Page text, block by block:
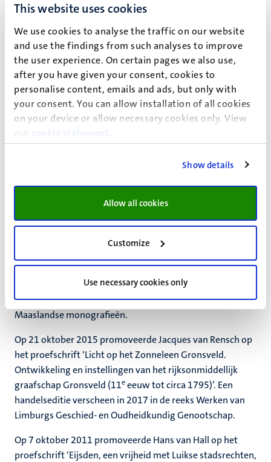
This website uses cookies
We use cookies to analyse the traffic on our website
and use the findings from such analyses to improve
the user experience. On certain pages we also use,
after you have given your consent, cookies to
personalise content, emails and ads, but only with
your consent. You can allow installation of all cookies
on your device or allow necessary cookies only. View
our
cookie statement
Show details
Allow all cookies
Customize
Use necessary cookies only
locaties in Maastricht en Roermond.
In 2012 verscheen ‘Plakkaten, Ordonnanties en Circulaires
voor Pruisisch Gelre’ (Plakkatenlijst Overkwartier deel III)
als derde deel over de geschiedenis van de wetgeving van
het oorspronkelijk Spaanse deel van het oude hertogdom
Gelre sedert 1580. Eerder verscheen in 1990 het deel over
Spaans Gelre 1665-1702 en het Staats-bezette
Overkwartier 1702-1713 (Plakkatenlijst Overkwartier
Op 22 november 2019 promoveerde Harrie Weinberg op
(1500-1800). Deconstructie van een mythe, Uitgeverij
Boekenplan, Maastricht (isbn 978 90 8666 492 4).
Op 12 oktober 2017promoveerde Kees Schaapveld op het
proefschrift ‘Bestuurders en bestuur in Nedermaas 1795-
1814’; een handelseditie verscheen als deel 83 in de reeks
Maaslandse monografieën.
Op 21 oktober 2015 promoveerde Jacques van Rensch op
het proefschrift ‘Licht op het Zonneleen Gronsveld.
Ontwikkeling en instellingen van het rijksonmiddellijk
graafschap Gronsveld (11eeeuw tot circa 1795)’. Een
handelseditie verscheen in 2017 in de reeks Werken van
Limburgs Geschied- en Oudheidkundig Genootschap.
Op 7 oktober 2011 promoveerde Hans van Hall op het
proefschrift ‘Eijsden, een vrijheid met Luikse stadsrechten,